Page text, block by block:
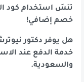
خصم إضافي!
هل يوفر دكتور
خدمة الدفع عند
والسعودية.